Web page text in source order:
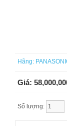
Hãng:
Giá:
Số lượng: